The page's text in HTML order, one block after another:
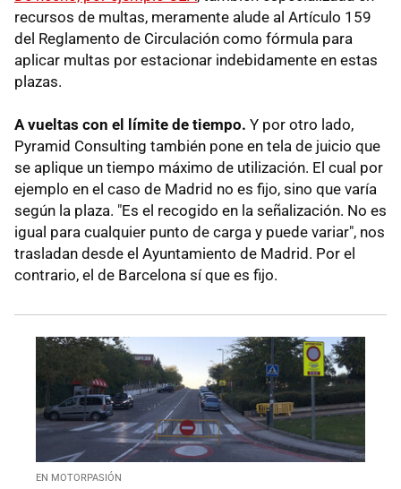
recursos de multas, meramente alude al Artículo 159
del Reglamento de Circulación como fórmula para
aplicar multas por estacionar indebidamente en estas
plazas.
A vueltas con el límite de tiempo. Y por otro lado,
Pyramid Consulting también pone en tela de juicio que
se aplique un tiempo máximo de utilización. El cual por
ejemplo en el caso de Madrid no es fijo, sino que varía
según la plaza. "Es el recogido en la señalización. No es
igual para cualquier punto de carga y puede variar", nos
trasladan desde el Ayuntamiento de Madrid. Por el
contrario, el de Barcelona sí que es fijo.
EN MOTORPASIÓN